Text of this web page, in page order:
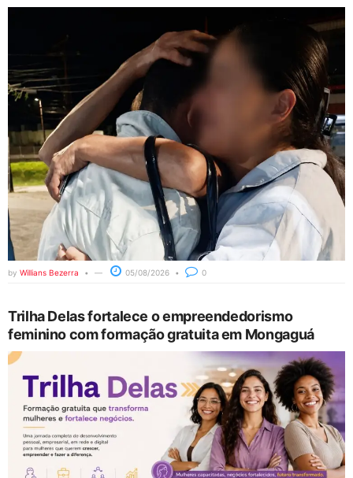
by Willians Bezerra 05/08/2026 0
Trilha Delas fortalece o empreendedorismo
feminino com formação gratuita em Mongaguá